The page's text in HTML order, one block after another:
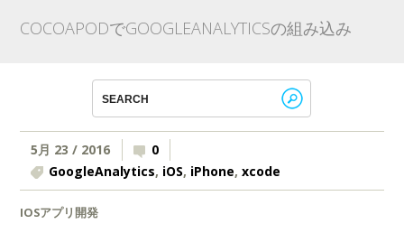
COCOAPODでGOOGLEANALYTICSの組み込み
5月 23 / 2016
0
GoogleAnalytics, iOS, iPhone,xcode
IOSアプリ開発